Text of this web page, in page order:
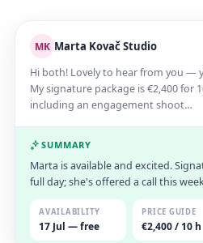
MK Marta Kovač Studio
Hi both! Lovely to hear from you —
My signature package is €2,400 for
including an engagement shoot…
SUMMARY
Marta is available and excited.
full day; she's offered a call this
AVAILABILITY
17 Jul — free
PRICE GUIDE
€2,400 / 10 h